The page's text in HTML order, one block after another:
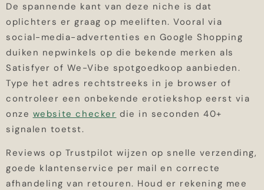
De spannende kant van deze niche is dat
oplichters er graag op meeliften. Vooral via
social-media-advertenties en Google Shopping
duiken nepwinkels op die bekende merken als
Satisfyer of We-Vibe spotgoedkoop aanbieden.
Type het adres rechtstreeks in je browser of
controleer een onbekende erotiekshop eerst via
onze website checker die in seconden 40+
signalen toetst.
Reviews op Trustpilot wijzen op snelle verzending,
goede klantenservice per mail en correcte
afhandeling van retouren. Houd er rekening mee